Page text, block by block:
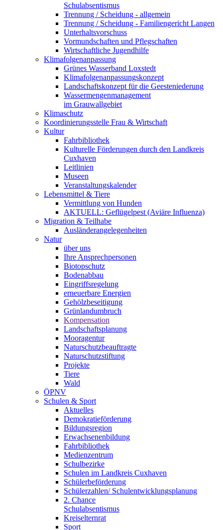
Schulabsentismus
Trennung / Scheidung - allgemein
Trennung / Scheidung - Familiengericht Langen
Unterhaltsvorschuss
Vormundschaften und Pflegschaften
Wirtschaftliche Jugendhilfe
Klimafolgenanpassung
Grünes Wasserband Loxstedt
Klimafolgenanpassungskonzept
Landschaftskonzept für die Geesteniederung
Wassermengenmanagement
im Grauwallgebiet
Klimaschutz
Koordinierungsstelle Frau & Wirtschaft
Kultur
Fahrbibliothek
Kulturelle Förderungen durch den Landkreis
Cuxhaven
Leitlinien
Museen
Veranstaltungskalender
Lebensmittel & Tiere
Vermittlung von Hunden
AKTUELL: Geflügelpest (Aviäre Influenza)
Migration & Teilhabe
Ausländerangelegenheiten
Natur
über uns
Ihre Ansprechpersonen
Biotopschutz
Bodenabbau
Eingriffsregelung
erneuerbare Energien
Gehölzbeseitigung
Grünlandumbruch
Kompensation
Landschaftsplanung
Mooragentur
Naturschutzbeauftragte
Naturschutzstiftung
Projekte
Tiere
Wald
ÖPNV
Schulen & Sport
Aktuelles
Demokratieförderung
Bildungsregion
Erwachsenenbildung
Fahrbibliothek
Medienzentrum
Schulbezirke
Schulen im Landkreis Cuxhaven
Schülerbeförderung
Schülerzahlen/ Schulentwicklungsplanung
2. Chance
Schulabsentismus
Kreiselternrat
Sport